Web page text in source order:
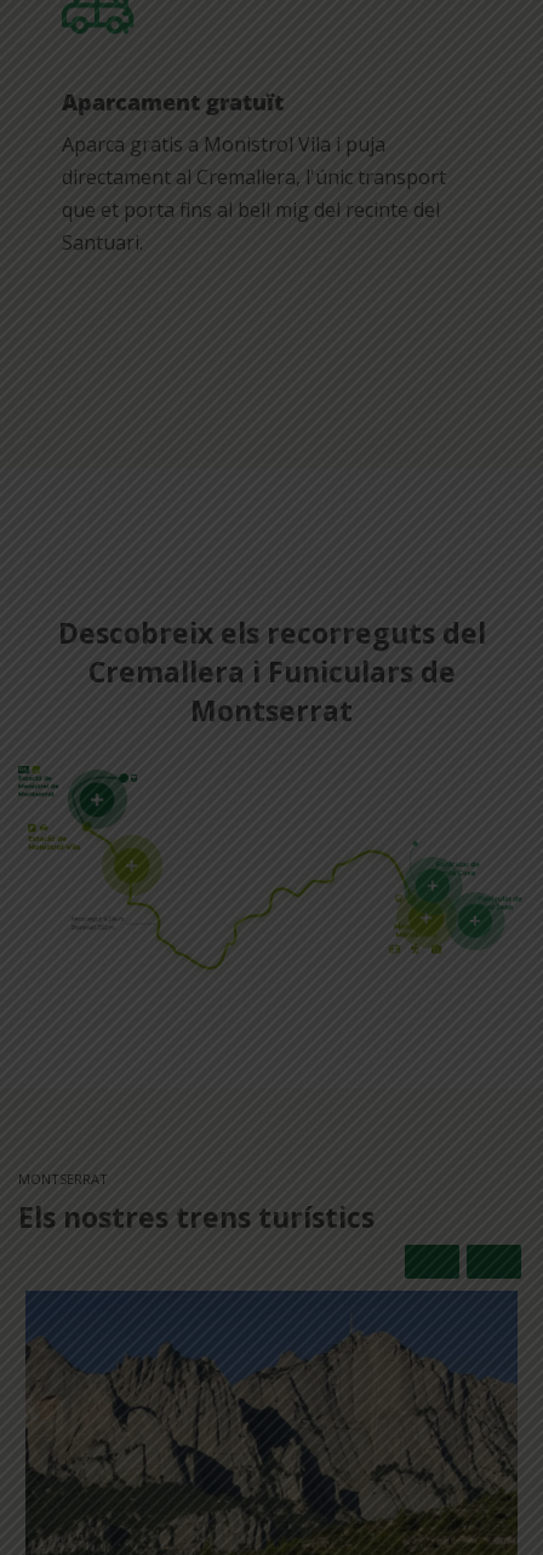
Aparcament gratuït
Aparca gratis a Monistrol Vila i puja
directament al Cremallera, l'únic transport
que et porta fins al bell mig del recinte del
Santuari.
Descobreix els recorreguts del
Cremallera i Funiculars de
Montserrat
MONTSERRAT
Els nostres trens turístics